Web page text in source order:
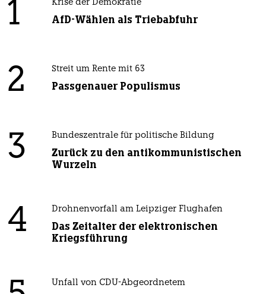
1 Krise der Demokratie
AfD-Wählen als Triebabfuhr
2 Streit um Rente mit 63
Passgenauer Populismus
3 Bundeszentrale für politische Bildung
Zurück zu den antikommunistischen
Wurzeln
4 Drohnenvorfall am Leipziger Flughafen
Das Zeitalter der elektronischen
Kriegsführung
Unfall von CDU-Abgeordnetem